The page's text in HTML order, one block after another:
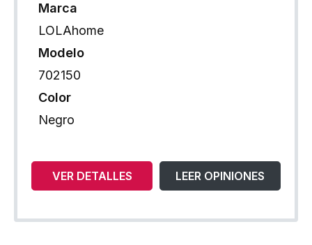
Marca
LOLAhome
Modelo
702150
Color
Negro
VER DETALLES LEER OPINIONES